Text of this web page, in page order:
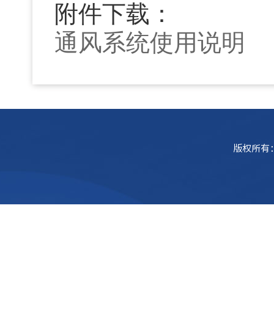
附件下载：
​通风系统使用说明
版权所有